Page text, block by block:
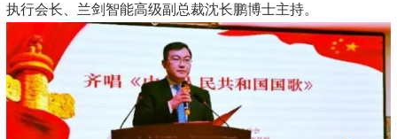
执行会长、兰剑智能高级副总裁沈长鹏博士主持。